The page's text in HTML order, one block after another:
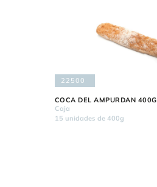
22500
COCA DEL AMPURDAN 400G
Caja
15 unidades de 400g